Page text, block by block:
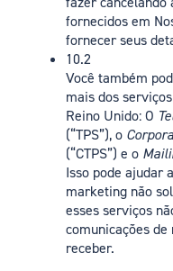
fornecidos em
fornecer seus
10.2
Você também
mais dos
Reino Unido: O
(“TPS”), o
(“CTPS”) e o
Isso pode ajudar
marketing não
esses serviços
comunicações
receber.